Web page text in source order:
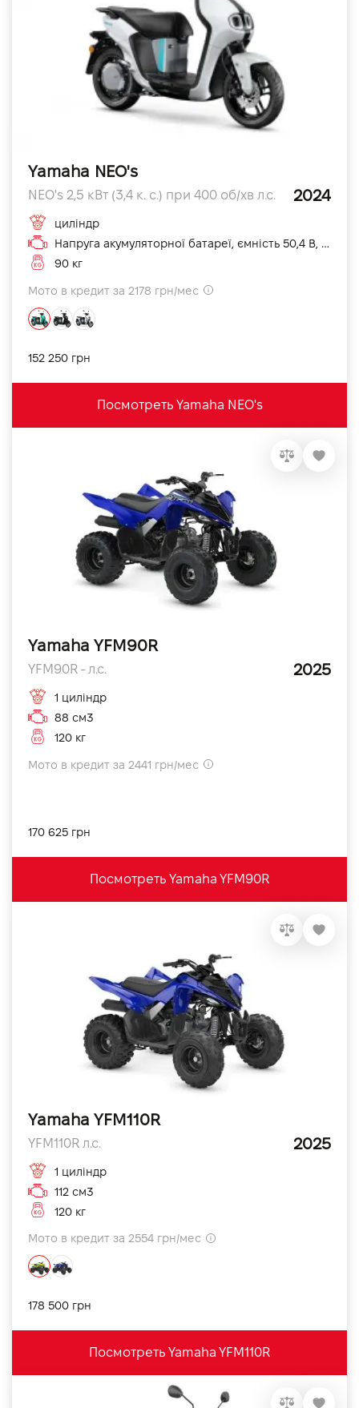
Yamaha NEO's
NEO's 2,5 кВт (3,4 к. с.) при 400 об/хв л.с. 2024
циліндр
Напруга акумуляторної батареї, ємність 50,4 В, 19,2 А·год (5 год) см3
90 кг
Мото в кредит за 2178 грн/мес
152 250 грн
Посмотреть Yamaha NEO's
Yamaha YFM90R
YFM90R - л.с. 2025
1 циліндр
88 см3
120 кг
Мото в кредит за 2441 грн/мес
170 625 грн
Посмотреть Yamaha YFM90R
Yamaha YFM110R
YFM110R л.с. 2025
1 циліндр
112 см3
120 кг
Мото в кредит за 2554 грн/мес
178 500 грн
Посмотреть Yamaha YFM110R